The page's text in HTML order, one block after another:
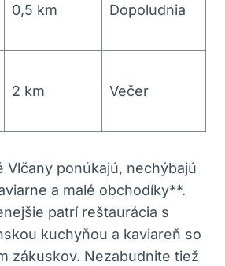
0,5‍ km Dopoludnia
2 km Večer
Vlčany ⁣ponúkajú, nechýbajú‍
a malé obchodíky**.
patrí reštaurácia​ s
kuchyňou a kaviareň so
zákuskov. Nezabudnite tiež⁢